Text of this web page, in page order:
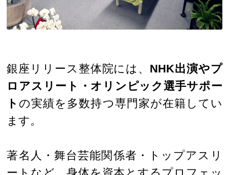
銀座リリース整体院には、 NHK出演やプ
ロアスリート・オリンピック選手サポー
トの実績を多数持つ専門家が在籍してい
ます。
著名人・舞台芸能関係者・トップアスリ